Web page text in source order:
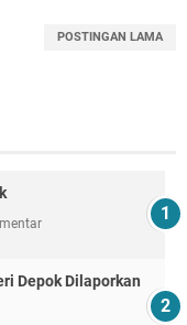
POSTINGAN LAMA
Depok Dilaporkan